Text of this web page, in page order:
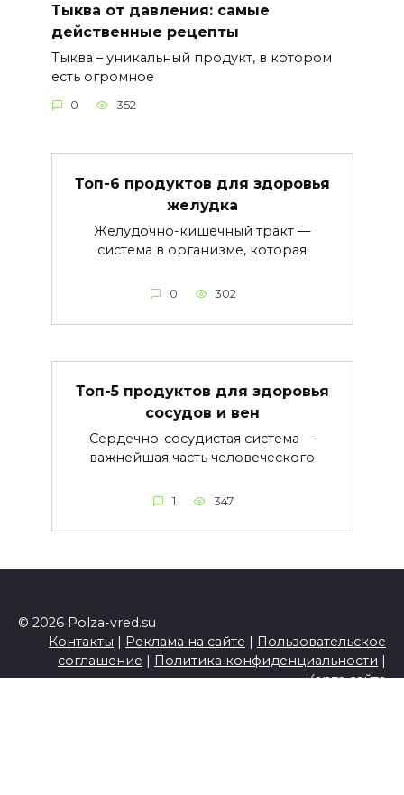
Тыква от давления: самые
действенные рецепты
Тыква – уникальный продукт, в котором
есть огромное
0 352
Топ-6 продуктов для здоровья
желудка
Желудочно-кишечный тракт —
система в организме, которая
0 302
Топ-5 продуктов для здоровья
сосудов и вен
Сердечно-сосудистая система —
важнейшая часть человеческого
1 347
© 2026 Polza-vred.su
Контакты | Реклама на сайте | Пользовательское
соглашение | Политика конфиденциальности |
Карта сайта